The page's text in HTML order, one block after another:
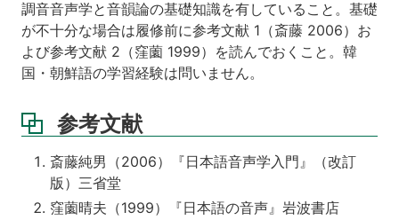
調音音声学と音韻論の基礎知識を有していること。基礎
が不十分な場合は履修前に参考文献 1（斎藤 2006）お
よび参考文献 2（窪薗 1999）を読んでおくこと。韓
国・朝鮮語の学習経験は問いません。
参考文献
斎藤純男（2006）『日本語音声学入門』（改訂
版）三省堂
窪薗晴夫（1999）『日本語の音声』岩波書店